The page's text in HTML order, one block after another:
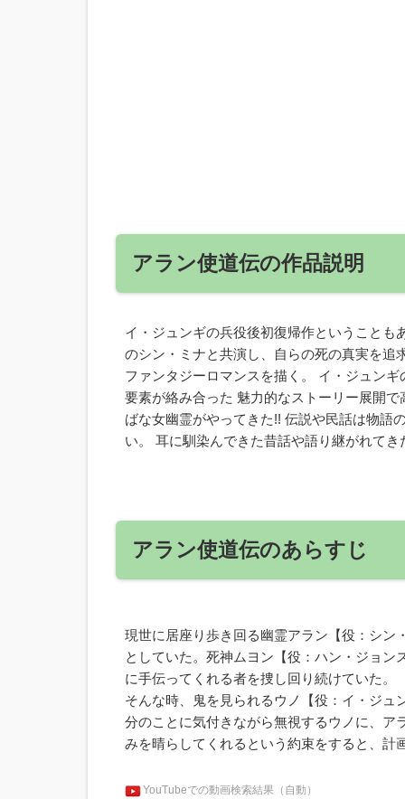
アラン使道伝の作品説明
イ・ジュンギの兵役後初復帰作ということ
のシン・ミナと共演し、自らの死の真実を追
ファンタジーロマンスを描く。 イ・ジュン
要素が絡み合った 魅力的なストーリー展開
ばな女幽霊がやってきた!! 伝説や民話は物語
い。 耳に馴染んできた昔話や語り継がれて
アラン使道伝のあらすじ
現世に居座り歩き回る幽霊アラン【役：シン
としていた。死神ムヨン【役：ハン・ジョ
に手伝ってくれる者を捜し回り続けていた。
そんな時、鬼を見られるウノ【役：イ・ジ
分のことに気付きながら無視するウノに、ア
みを晴らしてくれるという約束をすると、計
YouTubeでの動画検索結果（自動）